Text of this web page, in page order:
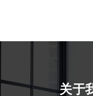
关于